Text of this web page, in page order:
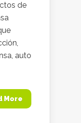
de
auto
More